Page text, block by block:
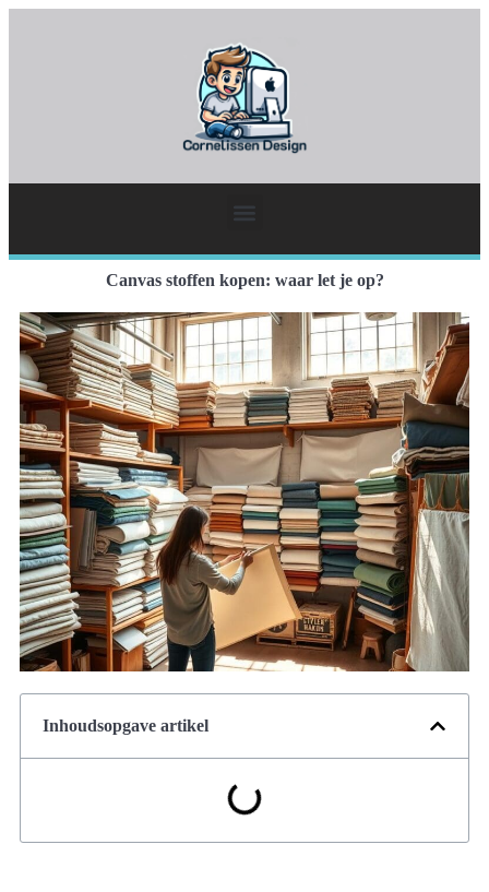
Canvas stoffen kopen: waar let je op?
Inhoudsopgave artikel